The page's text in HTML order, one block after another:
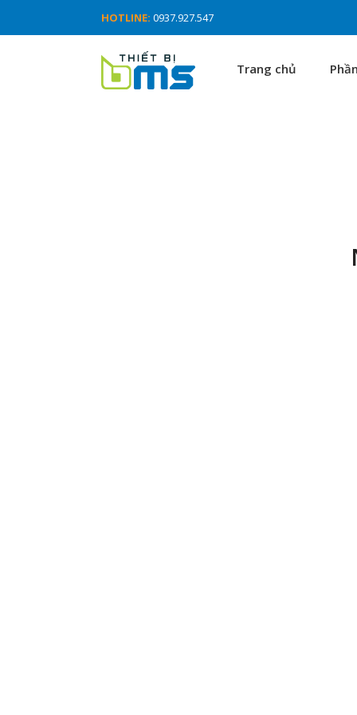
HOTLINE: 0937.927.547
Trang chủ